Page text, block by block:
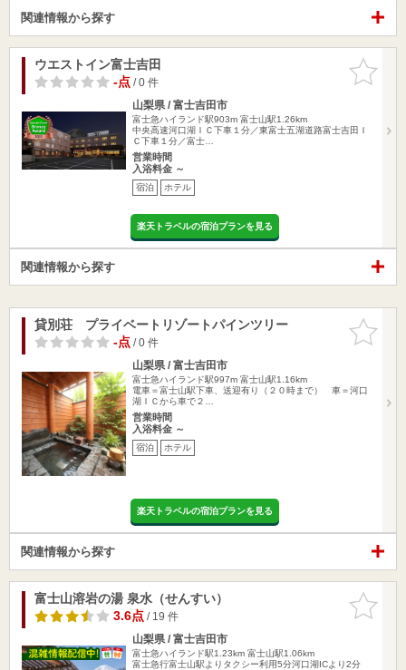
関連情報から探す
お気に入
りに追加
ウエストイン富士吉田
-点/ 0 件
山梨県 / 富士吉田市
富士急ハイランド駅903m 富士山駅1.26km
中央高速河口湖ＩＣ下車１分／東富士五湖道路富士吉田Ｉ
Ｃ下車１分／富士…
営業時間
入浴料金 ～
宿泊 ホテル
楽天トラベルの宿泊プランを見る
関連情報から探す
お気に入
りに追加
貸別荘 プライベートリゾートパインツリー
-点/ 0 件
山梨県 / 富士吉田市
富士急ハイランド駅997m 富士山駅1.16km
電車＝富士山駅下車、送迎有り（２０時まで） 車＝河口
湖ＩＣから車で２…
営業時間
入浴料金 ～
宿泊 ホテル
楽天トラベルの宿泊プランを見る
関連情報から探す
お気に入
りに追加
富士山溶岩の湯 泉水（せんすい）
3.6点/ 19 件
山梨県 / 富士吉田市
富士急ハイランド駅1.23km 富士山駅1.06km
富士急行富士山駅よりタクシー利用5分河口湖ICより2分